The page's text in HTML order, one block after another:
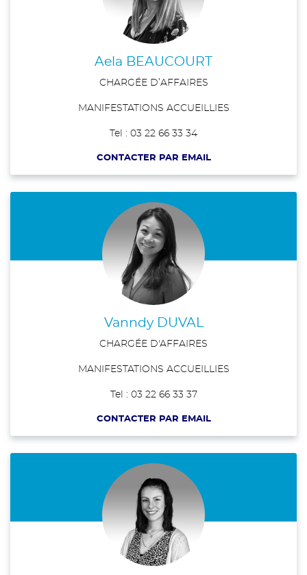
Aela BEAUCOURT
CHARGÉE D’AFFAIRES
MANIFESTATIONS ACCUEILLIES
Tel : 03 22 66 33 34
CONTACTER PAR EMAIL
Vanndy DUVAL
CHARGÉE D'AFFAIRES
MANIFESTATIONS ACCUEILLIES
Tel : 03 22 66 33 37
CONTACTER PAR EMAIL